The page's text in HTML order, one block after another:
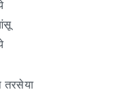
तरसेया